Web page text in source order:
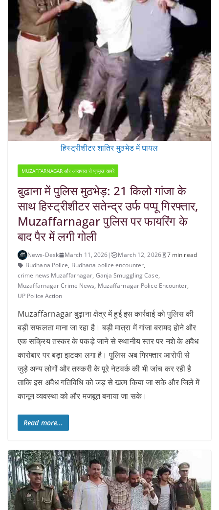
हिस्ट्रीशीटर शातिर मुठभेड में घायल
MUZAFFARNAGAR और आसपास से प्रमुख खबरें
बुढाना में पुलिस मुठभेड़: 21 किलो गांजा के
साथ हिस्ट्रीशीटर सतेन्द्र उर्फ पप्पू गिरफ्तार,
Muzaffarnagar पुलिस पर फायरिंग के
बाद पैर में लगी गोली
News-Desk March 11, 2026| March 12, 2026
7 min read
Budhana Police, Budhana police encounter,
crime news Muzaffarnagar, Ganja Smuggling Case,
Muzaffarnagar Crime News, Muzaffarnagar Police Encounter,
UP Police Action
Muzaffarnagar बुढ़ाना क्षेत्र में हुई इस कार्रवाई को पुलिस की
बड़ी सफलता माना जा रहा है। बड़ी मात्रा में गांजा बरामद होने और
एक सक्रिय तस्कर के पकड़े जाने से स्थानीय स्तर पर नशे के अवैध
कारोबार पर बड़ा झटका लगा है। पुलिस अब गिरफ्तार आरोपी से
जुड़े अन्य लोगों और तस्करी के पूरे नेटवर्क की भी जांच कर रही है
ताकि इस अवैध गतिविधि को जड़ से खत्म किया जा सके और जिले में
कानून व्यवस्था को और मजबूत बनाया जा सके।
Read more...